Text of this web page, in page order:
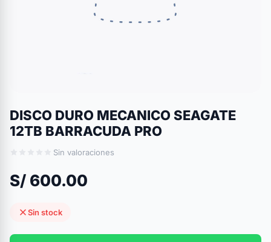
DISCO DURO MECANICO SEAGATE
12TB BARRACUDA PRO
Sin valoraciones
S/ 600.00
Sin stock